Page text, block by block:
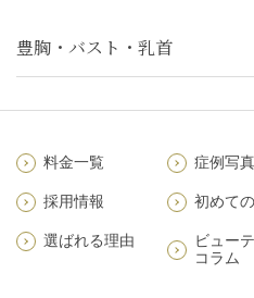
豊胸・バスト・乳首
料金一覧 症例写真
採用情報 初めて
選ばれる理由
ビュー
コラム